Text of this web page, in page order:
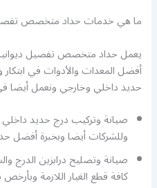
ما هي خدمات حداد متخصص
يعمل حداد متخصص تفصيل
أفضل المعدات والأدوات في
حديد داخلي وخارجي ونعمل أيضا
صيانة وتركيب درج حديد داخلي
وللشركات أيضا وبخبرة أفضل
صيانة وتصليح درابزين الدرج
كافة قطع الغيار اللازمة